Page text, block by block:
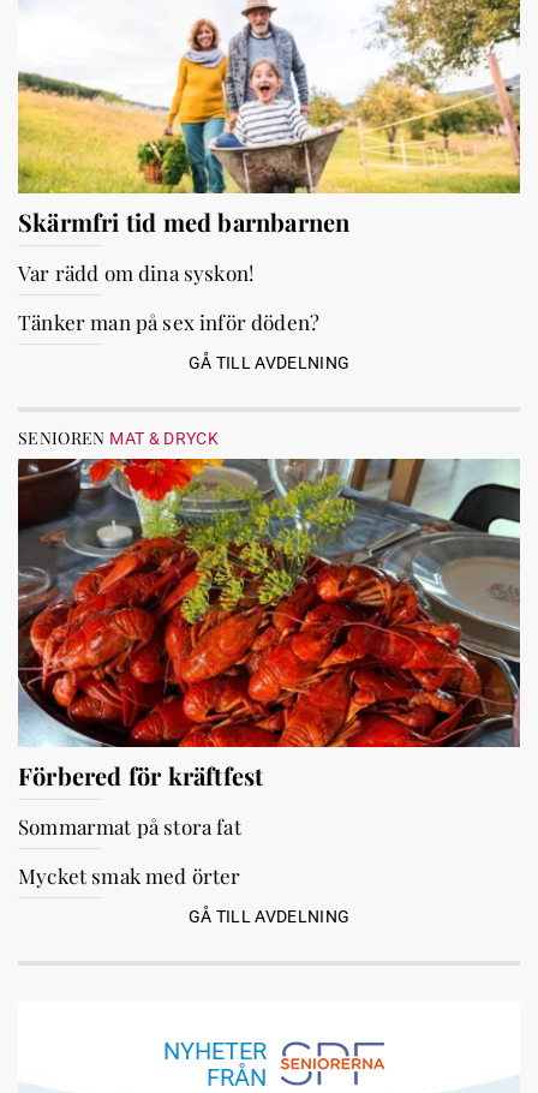
Skärmfri tid med barnbarnen
Var rädd om dina syskon!
Tänker man på sex inför döden?
GÅ TILL AVDELNING
SENIOREN MAT & DRYCK
Förbered för kräftfest
Sommarmat på stora fat
Mycket smak med örter
GÅ TILL AVDELNING
NYHETER
FRÅN